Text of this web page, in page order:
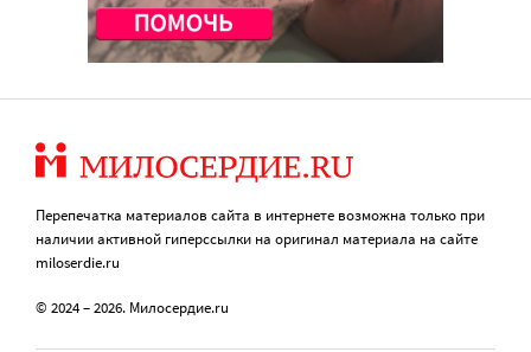
Перепечатка материалов сайта в интернете возможна только при
наличии активной гиперссылки на оригинал материала на сайте
miloserdie.ru
© 2024 – 2026. Милосердие.ru